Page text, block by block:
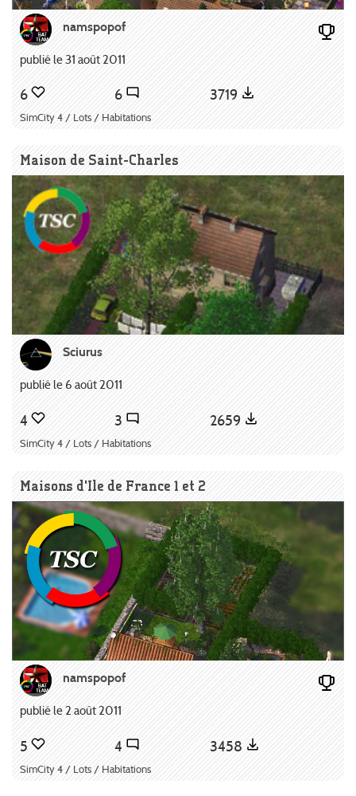
namspopof
publié le 31 août 2011
6 6 3719
SimCity 4 / Lots / Habitations
Maison de Saint-Charles
Sciurus
publié le 6 août 2011
4 3 2659
SimCity 4 / Lots / Habitations
Maisons d'Ile de France 1 et 2
namspopof
publié le 2 août 2011
5 4 3458
SimCity 4 / Lots / Habitations